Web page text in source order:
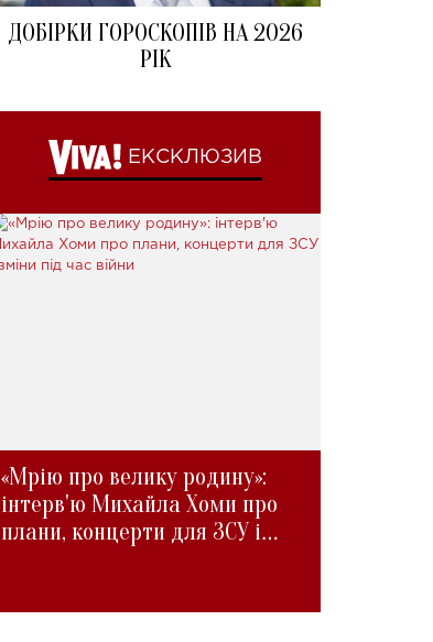
ДОБІРКИ ГОРОСКОПІВ НА 2026
РІК
ЕКСКЛЮЗИВ
«Мрію про велику родину»:
інтерв'ю Михайла Хоми про
плани, концерти для ЗСУ і